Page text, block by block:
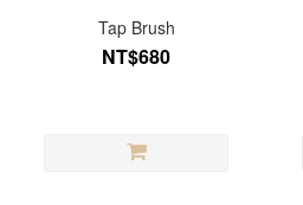
Tap Brush
NT$680